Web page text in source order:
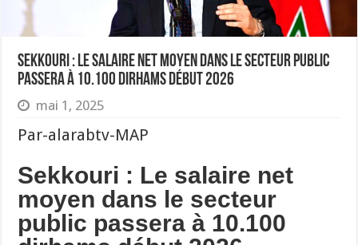
Sekkouri : Le salaire net moyen dans le secteur public
passera à 10.100 dirhams début 2026
mai 1, 2025
Par-alarabtv-MAP
Sekkouri : Le salaire net
moyen dans le secteur
public passera à 10.100